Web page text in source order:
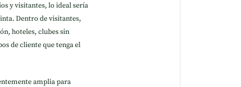
y visitantes, lo ideal sería
Dentro de visitantes,
hoteles, clubes sin
de cliente que tenga el
amplia para